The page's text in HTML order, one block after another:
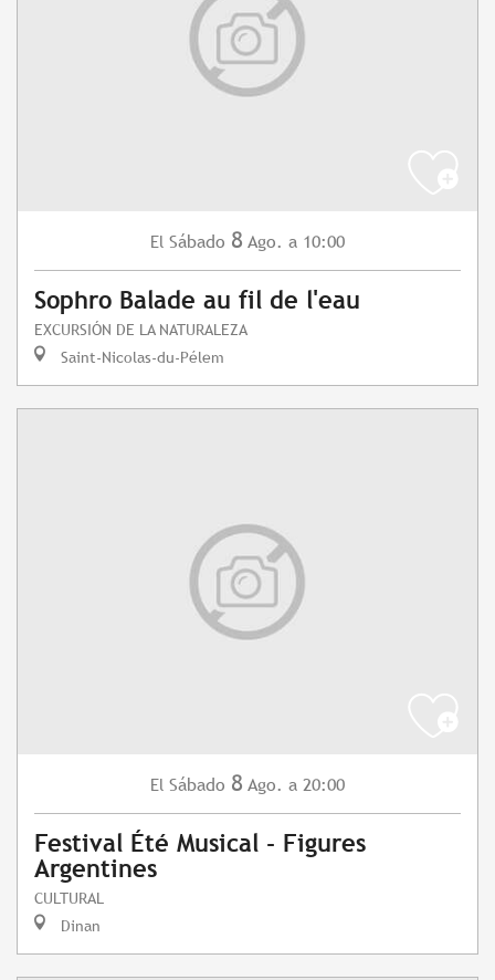
El Sábado 8 Ago. a 10:00
Sophro Balade au fil de l'eau
EXCURSIÓN DE LA NATURALEZA
Saint-Nicolas-du-Pélem
El Sábado 8 Ago. a 20:00
Festival Été Musical - Figures
Argentines
CULTURAL
Dinan